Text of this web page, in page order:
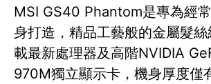
MSI GS40 Phantom是專為經
身打造，精品工藝般的金屬髮
載最新處理器及高階NVIDIA
970M獨立顯示卡，機身厚度僅